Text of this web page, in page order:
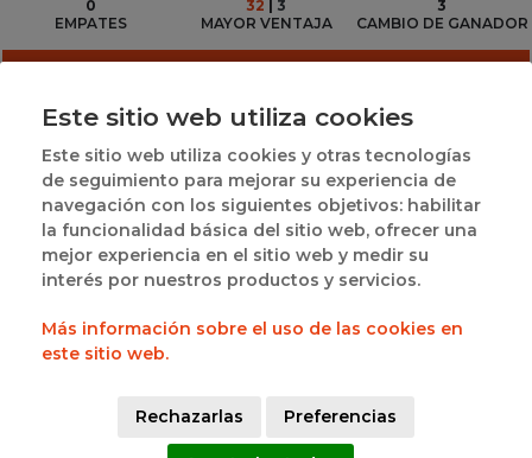
0
EMPATES
32
3
MAYOR VENTAJA
3
CAMBIO DE GANADOR
JUGADORES DESTACADOS POR EQUIPO
#8 MONICA BRAVO GIL
18
PTS
0
4
#5
LAURA GONZALEZ
CHANTAL
4
2
1
Este sitio web utiliza cookies
Este sitio web utiliza cookies y otras tecnologías
de seguimiento para mejorar su experiencia de
navegación con los siguientes objetivos: habilitar
la funcionalidad básica del sitio web, ofrecer una
mejor experiencia en el sitio web y medir su
interés por nuestros productos y servicios.
Más información sobre el uso de las cookies en
este sitio web.
Rechazarlas Preferencias